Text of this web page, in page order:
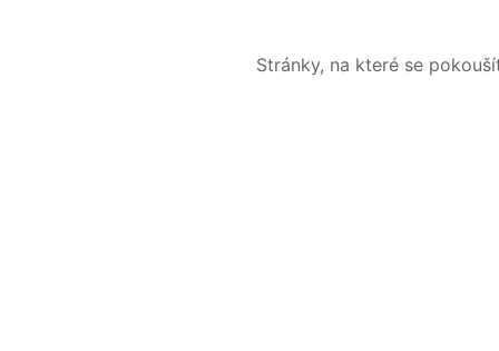
Stránky, na které se